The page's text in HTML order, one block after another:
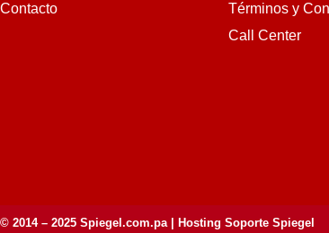
Contacto
Términos y
Call Center
© 2014 – 2025 Spiegel.com.pa| Hosting Soporte Spiegel